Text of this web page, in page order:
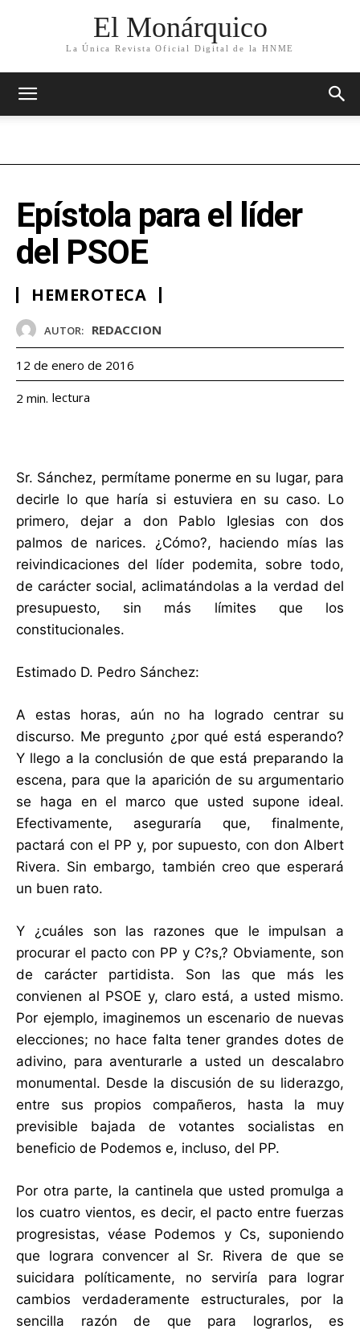
El Monárquico
La Única Revista Oficial Digital de la HNME
​Epístola para el líder
del PSOE
HEMEROTECA
AUTOR: REDACCION
12 de enero de 2016
2 min. lectura
Sr. Sánchez, permítame ponerme en su lugar, para
decirle lo que haría si estuviera en su caso. Lo
primero, dejar a don Pablo Iglesias con dos
palmos de narices. ¿Cómo?, haciendo mías las
reivindicaciones del líder podemita, sobre todo,
de carácter social, aclimatándolas a la verdad del
presupuesto, sin más límites que los
constitucionales.
Estimado D. Pedro Sánchez:
A estas horas, aún no ha logrado centrar su
discurso. Me pregunto ¿por qué está esperando?
Y llego a la conclusión de que está preparando la
escena, para que la aparición de su argumentario
se haga en el marco que usted supone ideal.
Efectivamente, aseguraría que, finalmente,
pactará con el PP y, por supuesto, con don Albert
Rivera. Sin embargo, también creo que esperará
un buen rato.
Y ¿cuáles son las razones que le impulsan a
procurar el pacto con PP y C?s,? Obviamente, son
de carácter partidista. Son las que más les
convienen al PSOE y, claro está, a usted mismo.
Por ejemplo, imaginemos un escenario de nuevas
elecciones; no hace falta tener grandes dotes de
adivino, para aventurarle a usted un descalabro
monumental. Desde la discusión de su liderazgo,
entre sus propios compañeros, hasta la muy
previsible bajada de votantes socialistas en
beneficio de Podemos e, incluso, del PP.
Por otra parte, la cantinela que usted promulga a
los cuatro vientos, es decir, el pacto entre fuerzas
progresistas, véase Podemos y Cs, suponiendo
que lograra convencer al Sr. Rivera de que se
suicidara políticamente, no serviría para lograr
cambios verdaderamente estructurales, por la
sencilla razón de que para lograrlos, es